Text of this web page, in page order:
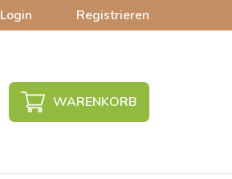
Login Registrieren
WARENKORB